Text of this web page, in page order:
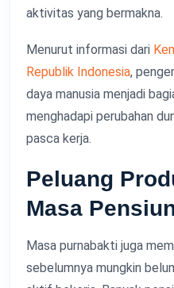
aktivitas yang bermakna.
Menurut informasi dari
Republik Indonesia,
daya manusia menjadi
menghadapi perubahan
pasca kerja.
Peluang
Masa
Masa purnabakti juga
sebelumnya mungkin